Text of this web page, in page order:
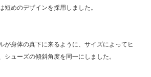
短めのデザインを採用しました。
が身体の真下に来るように、サイズによってヒ
シューズの傾斜角度を同一にしました。